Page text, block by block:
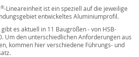
®-Lineareinheit ist ein speziell auf die jeweilige
entwickeltes Aluminiumprofil.
es aktuell in 11 Baugrößen - von HSB-
Um den unterschiedlichen Anforderungen aus
kommen hier verschiedene Führungs- und